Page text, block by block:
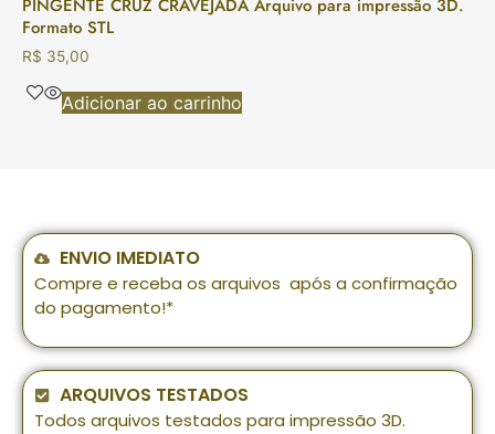
PINGENTE CRUZ CRAVEJADA Arquivo para impressão 3D.
Formato STL
R$ 35,00
Adicionar ao carrinho
ENVIO IMEDIATO
Compre e receba os arquivos após a confirmação
do pagamento!*
ARQUIVOS TESTADOS
Todos arquivos testados para impressão 3D.